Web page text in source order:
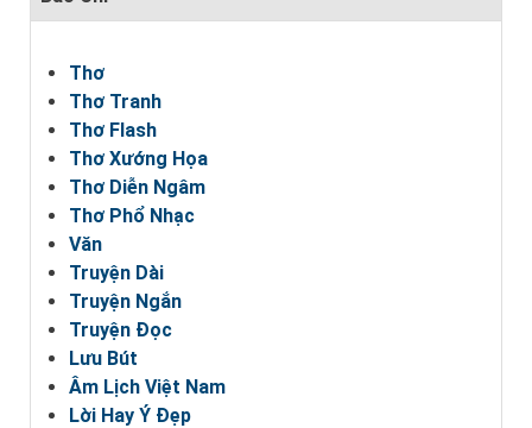
Thơ
Thơ Tranh
Thơ Flash
Thơ Xướng Họa
Thơ Diễn Ngâm
Thơ Phổ Nhạc
Văn
Truyện Dài
Truyện Ngắn
Truyện Đọc
Lưu Bút
Âm Lịch Việt Nam
Lời Hay Ý Đẹp